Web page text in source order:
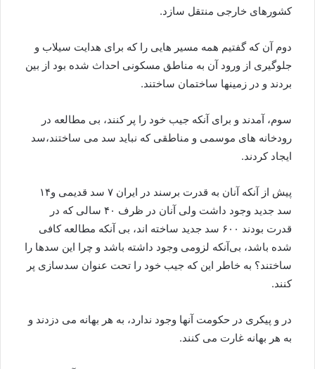
کشورهای خارجی منتقل سازد.
دوم آن که گفتیم همه مسیر هایی را که برای هدایت سیلاب و
جلوگیری از ورود آن به مناطق مسکونی احداث شده بود از بین
بردند و در زمینها ساختمان ساختند.
سوم، آمدند و برای آنکه جیب خود را پر کنند، بی مطالعه در
رودخانه های موسمی و مناطقی که نباید سد می ساختند،سد
ایجاد کردند.
پیش از آنکه آنان به قدرت برسند در ایران ۷ سد قدیمی و۱۴
سد جدید وجود داشت ولی آنان در ظرف ۴۰ سالی که در
قدرت بودند ۶۰۰ سد جدید ساخته اند، بی آنکه مطالعه کافی
شده باشد، بی‌آنکه لزومی وجود داشته باشد و چرا این سدها را
ساختند؟ به خاطر این که جیب خود را تحت عنوان سدسازی پر
کنند.
در و پیکری در حکومت آنها وجود ندارد، به هر بهانه می دزدند و
به هر بهانه غارت می کنند.